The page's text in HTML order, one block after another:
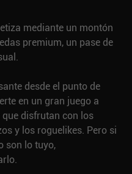
mediante un montón
premium, un pase de
desde el punto de
en un gran juego a
disfrutan con los
y los roguelikes. Pero si
son lo tuyo,